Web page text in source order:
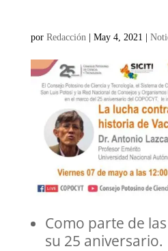
por Redacción | May 4, 2021 |
Como parte de
su 25 aniversario.